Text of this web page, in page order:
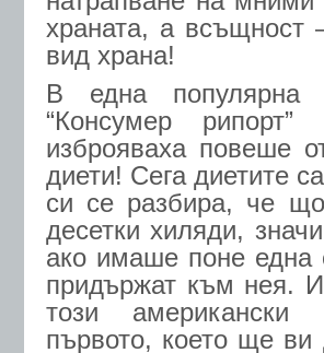
храната, а всъщност
вид храна!
В една популярна
“Консумер
изброяваха повеше
диети! Сега диетите
си се разбира, че
десетки хиляди,
ако имаше поне една
придържат към нея.
този американски
първото, което ще ви